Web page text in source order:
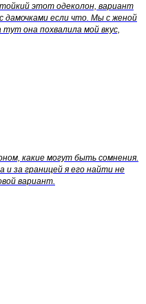
этот одеколон, вариант
дамочками если что. Мы с женой
тут она похвалила мой вкус,
какие могут быть сомнения.
и за границей я его найти не
вариант.